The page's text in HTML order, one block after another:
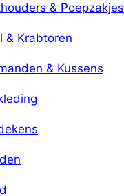
& Poepzakjes
& Krabtoren
& Kussens